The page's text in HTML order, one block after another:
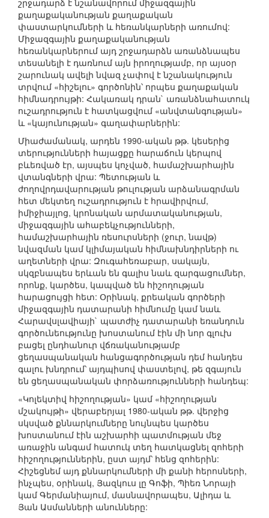
շրջադարձ է նշանավորում միջազգային
քաղաքականության քաղաքական
փաստարկումների և հեռանկարների առումով:
Միջազգային քաղաքականության
հեռանկարներում այդ շրջադարձն առանձնապես
տեսանելի է դառնում այն իրողությամբ, որ այսօր
շարունակ ավելի նվազ չափով է նշանակություն
տրվում «հիշելու» գործոնին՝ որպես քաղաքական
հիմնադրույթի: Հակառակ դրան` առանձնահատուկ
ուշադրություն է հատկացվում «անվտանգության»
և «կայունության» գաղափարներին:
Միաժամանակ, արդեն 1990-ական թթ. կեսերից
տերությունների հայացքը հարաճուն կերպով
բևեռված էր, այսպես կոչված, համաշխարհային
վտանգների վրա: Պետության և
ժողովրդավարության թուլության արձանագրման
հետ մեկտեղ ուշադրություն է հրավիրվում,
իմիջիայլոց, կրոնական արմատականության,
միջազգային ահաբեկչությունների,
համաշխարհային ռեսուրսների (ջուր, նավթ)
նվազման կամ կլիմայական հիմնախնդիրների ու
աղետների վրա: Զուգահեռաբար, սակայն,
սկզբնապես երևան են գալիս նաև զարգացումներ,
որոնք, կարծես, կապված են հիշողության
հարացույցի հետ: Օրինակ, քրեական գործերի
միջազգային դատարանի հիմնումը կամ նաև
Հարավսլավիայի` պատժիչ դատարանի եռանդուն
գործունեությունը խոստանում էին մի նոր գլուխ
բացել ընդհանուր վճռականությամբ
ցեղասպանական հանցագործության դեմ հանդես
գալու խնդրում՝ այդպիսով փաստելով, թե զգայուն
են ցեղասպանական փորձառությունների հանդեպ:
«Կոլեկտիվ հիշողության» կամ «հիշողության
մշակույթի» վերաբերյալ 1980-ական թթ. վերջից
սկսված քննարկումները նույնպես կարծես
խոստանում էին աշխարհի պատմության մեջ
առաջին անգամ հատուկ տեղ հատկացնել զոհերի
հիշողություններին, ըստ այդմ՝ հենց զոհերին:
Հիշեցնեմ այդ քննարկումների մի քանի հերոսների,
ինչպես, օրինակ, Յազկուս լը Գոֆի, Պիեռ Նորայի
կամ Գերմանիայում, մասնավորապես, Ալիդա և
Յան Ասմանների անունները: